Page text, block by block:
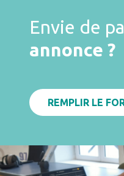
Envie de
annonce ?
REMPLIR LE